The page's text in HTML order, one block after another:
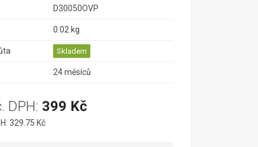
D30050OVP
0.02 kg
Skladem
24 měsíců
DPH: 399 Kč
329.75 Kč